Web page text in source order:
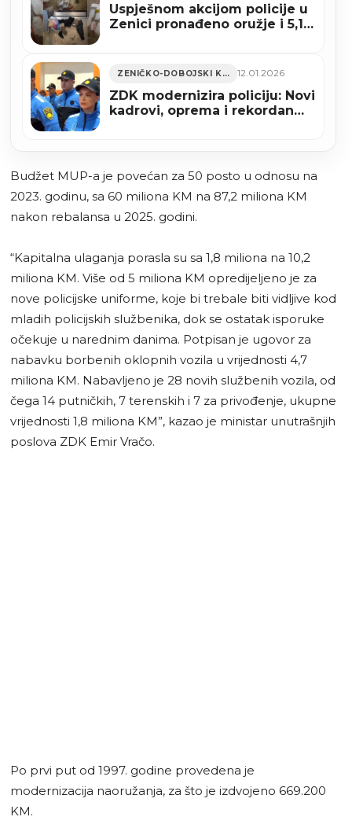
Uspješnom akcijom policije u
Zenici pronađeno oružje i 5,1
ZENIČKO-DOBOJSKI KANTON 12.01.2026
ZDK modernizira policiju: Novi
kadrovi, oprema i rekordan
Budžet MUP-a je povećan za 50 posto u odnosu na
2023. godinu, sa 60 miliona KM na 87,2 miliona KM
nakon rebalansa u 2025. godini.
“Kapitalna ulaganja porasla su sa 1,8 miliona na 10,2
miliona KM. Više od 5 miliona KM opredijeljeno je za
nove policijske uniforme, koje bi trebale biti vidljive kod
mladih policijskih službenika, dok se ostatak isporuke
očekuje u narednim danima. Potpisan je ugovor za
nabavku borbenih oklopnih vozila u vrijednosti 4,7
miliona KM. Nabavljeno je 28 novih službenih vozila, od
čega 14 putničkih, 7 terenskih i 7 za privođenje, ukupne
vrijednosti 1,8 miliona KM”, kazao je ministar unutrašnjih
poslova ZDK Emir Vračo.
Po prvi put od 1997. godine provedena je
modernizacija naoružanja, za što je izdvojeno 669.200
KM.